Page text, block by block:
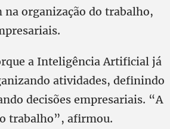
organização do trabalho,
a Inteligência Artificial já
atividades, definindo
decisões empresariais. “A
trabalho”, afirmou.